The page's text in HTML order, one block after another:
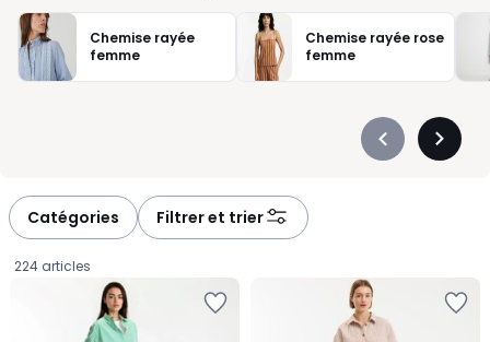
Chemise rayée
femme
Chemise rayée rose
femme
Précédent
Catégories Filtrer et trier
224 articles